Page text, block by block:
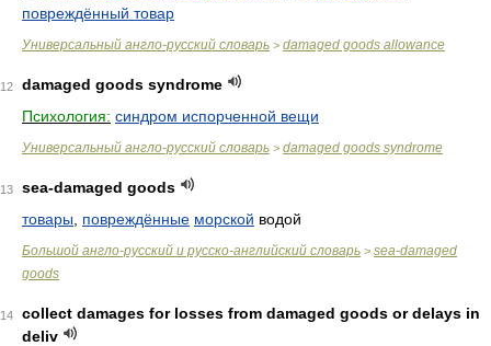
повреждённый товар
Универсальный англо-русский словарь > damaged goods allowance
12
damaged goods syndrome
Психология: синдром испорченной вещи
Универсальный англо-русский словарь > damaged goods syndrome
13
sea-damaged goods
товары
повреждённые морской водой
Большой англо-русский и русско-английский словарь > sea-damaged
goods
14
collect damages for losses from damaged goods or delays in
deliv